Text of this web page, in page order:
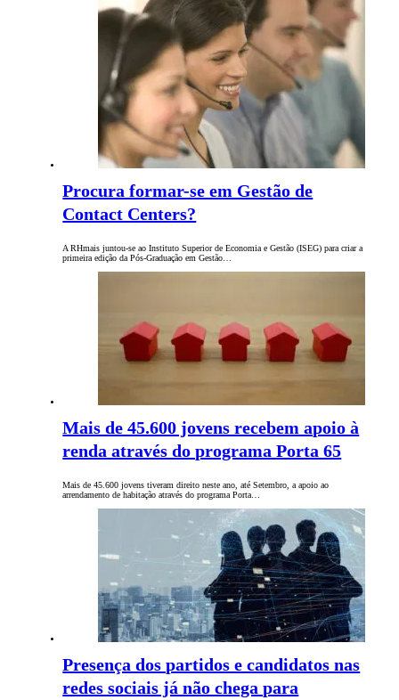
Procura formar-se em Gestão de
Contact Centers?
A RHmais juntou-se ao Instituto Superior de Economia e Gestão (ISEG) para criar a
primeira edição da Pós-Graduação em Gestão…
Mais de 45.600 jovens recebem apoio à
renda através do programa Porta 65
Mais de 45.600 jovens tiveram direito neste ano, até Setembro, a apoio ao
arrendamento de habitação através do programa Porta…
Presença dos partidos e candidatos nas
redes sociais já não chega para